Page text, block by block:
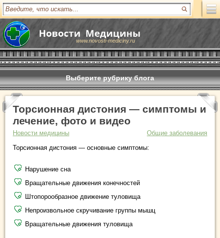
www.novosti-mediciny.ru
Выберите рубрику блога
Торсионная дистония — симптомы и
лечение, фото и видео
Новости медицины
Общие заболевания
Торсионная дистония — основные симптомы:
Нарушение сна
Вращательные движения конечностей
Штопорообразное движение туловища
Непроизвольное скручивание группы мышц
Вращательные движения туловища